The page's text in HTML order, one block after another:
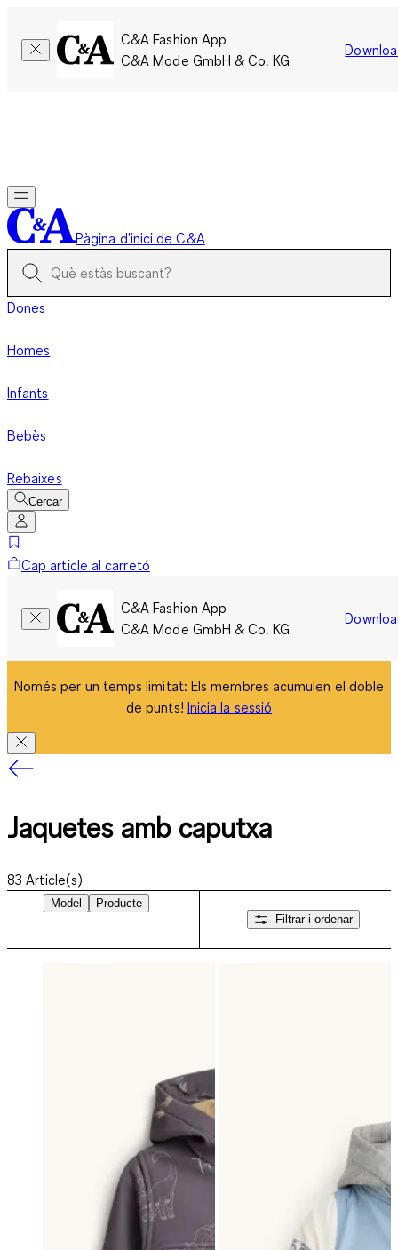
C&A Fashion App
C&A Mode GmbH & Co. KG
Pàgina d'inici de C&A
Dones
Homes
Infants
Bebès
Rebaixes
Cercar
Cap article al carretó
C&A Fashion App
C&A Mode GmbH & Co. KG
Només per un temps limitat: Els membres acumulen el doble
de punts! Inicia la sessió
Jaquetes amb caputxa
83 Article(s)
Model
Producte
Filtrar i ordenar